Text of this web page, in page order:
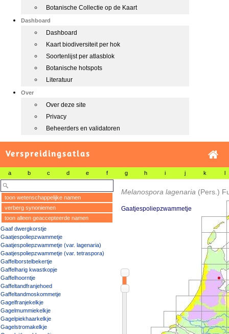
Botanische Collectie op de Kaart
Dashboard
Dashboard
Kaart biodiversiteit per hok
Soortenlijst per atlasblok
Botanische hotspots
Literatuur
Over
Over deze site
Privacy
Beheerders en validatoren
Verspreidingsatlas
a b c d e f g h i j k l
toon wetenschappelijke namen
verberg synoniemen
toon alleen geaccepteerde namen
Gaaf dwergkorstje
Gaatjespoliepzwammetje
Gaatjespoliepzwammetje (var. lagenaria)
Gaatjespoliepzwammetje (var. tetraspora)
Gaffelborstelbekertje
Gaffelharig kwastkopje
Gaffelhoorntje
Gaffeltandfranjehoed
Gaffeltandmoskommetje
Gagelfranjekelkje
Gagelmummiekelkje
Gagelpiekhaarkelkje
Gagelstromakelkje
Melanospora lagenaria (Pers.)
Gaatjespoliepzwammetje